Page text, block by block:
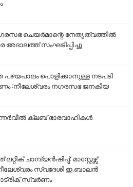
ചെയർമാന്റെ നേതൃത്വത്തിൽ
അദാലത്ത് സംഘടിപ്പിച്ചു
പഴയപാലം പൊളിക്കാനുള്ള നടപടി
:നീലേശ്വരം നഗരസഭ ജനകീയ
ക്ലബ് ഭാരവാഹികൾ
ചാമ്പ്യൻഷിപ്പ്: മാസ്റ്റേഴ്സ്
സ്വദേശി ഇ.ബാലൻ
സ്വർണം